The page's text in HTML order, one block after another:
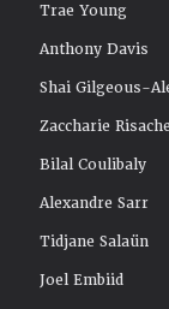
Trae Young
Anthony Davis
Shai Gilgeous-
Zaccharie
Bilal Coulibaly
Alexandre Sarr
Tidjane Salaün
Joel Embiid